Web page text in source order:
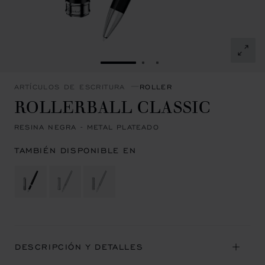
IR A LA DIAPOSITIVA 1
IR A LA DIAPOSITIVA 2
IR A LA DIAPOSITIVA
ARTÍCULOS DE ESCRITURA ROLLER
ROLLERBALL CLASSIC
RESINA NEGRA - METAL PLATEADO
TAMBIÉN DISPONIBLE EN
DESCRIPCIÓN Y DETALLES